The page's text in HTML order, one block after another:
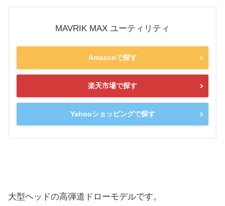
MAVRIK MAX ユーティリティ
Amazonで探す
楽天市場で探す
Yahooショッピングで探す
大型ヘッドの高弾道ドローモデルです。